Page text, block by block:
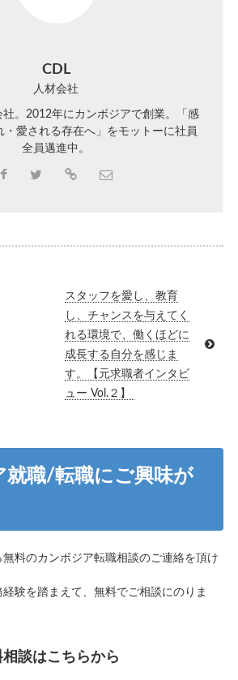
CDL
人材会社
社。2012年にカンボジアで創業。「感
・愛される存在へ」をモットーに社員
全員邁進中。
スタッフを愛し、教育
し、チャンスを与えてく
れる環境で、働くほどに
成長する自分を感じま
す。【元求職者インタビ
ュー Vol.２】
就職/転職にご興味が
料のカンボジア転職相談のご連絡を頂け
験を踏まえて、無料でご相談にのりま
談はこちらから